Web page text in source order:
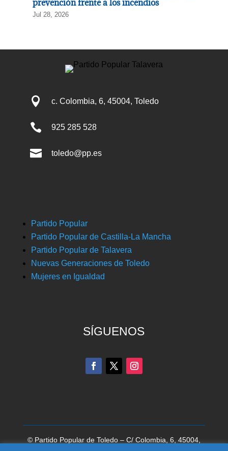
prevención frente a los incendios
Jul 28, 2026
 c. Colombia, 6, 45004, Toledo
 925 285 528
 toledo@pp.es
Partido Popular
Partido Popular de Castilla-La Mancha
Partido Popular de Talavera
Nuevas Generaciones de Toledo
Mujeres en Igualdad
SÍGUENOS
© Partido Popular de Toledo – C/ Colombia, 6, 45004,